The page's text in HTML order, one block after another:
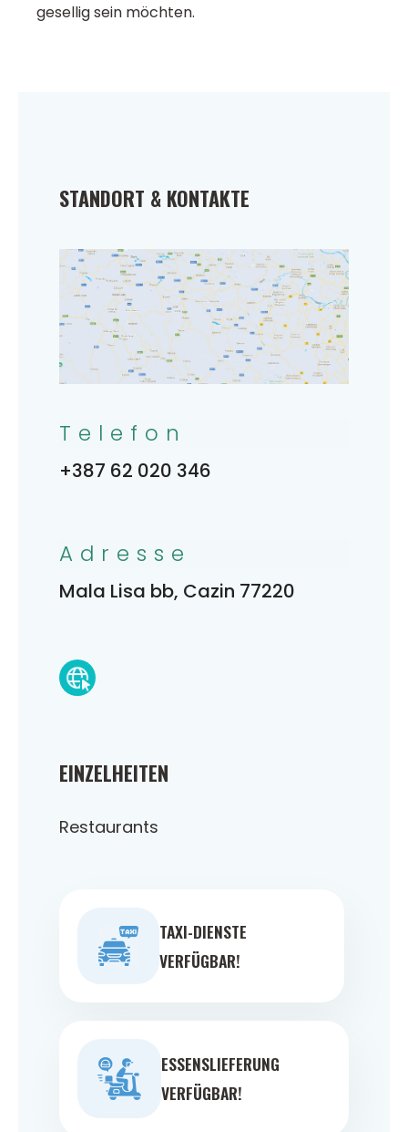
gesellig sein möchten.
EINZELHEITEN
Restaurants
TAXI-DIENSTE
VERFÜGBAR!
ESSENSLIEFERUNG
VERFÜGBAR!
STANDORT & KONTAKTE
Telefon
+387 62 020 346
Adresse
Mala Lisa bb, Cazin 77220